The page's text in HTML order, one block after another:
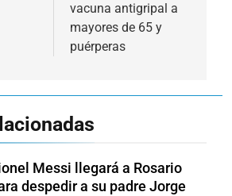
vacuna antigripal a
mayores de 65 y
puérperas
Messi llegará a Rosario
despedir a su padre Jorge